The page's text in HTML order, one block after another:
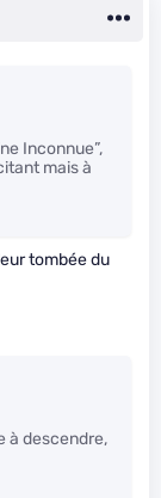
Inconnue”,
mais à
tombée du
à descendre,